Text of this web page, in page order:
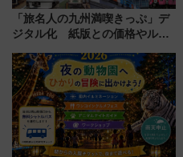
「旅名人の九州満喫きっぷ」デ
ジタル化 紙版との価格やルー